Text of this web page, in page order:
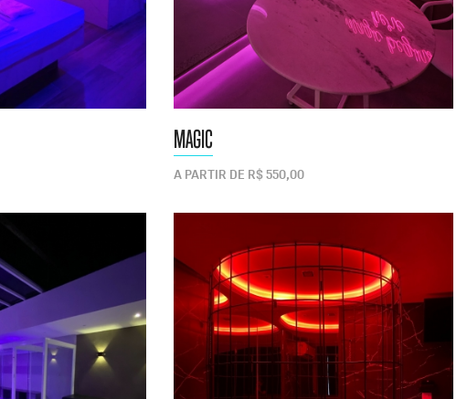
MAGIC
A PARTIR DE R$ 550,00